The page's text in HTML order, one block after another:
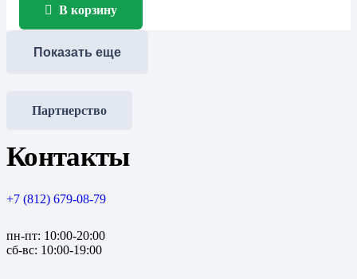
В корзину
Показать еще
Партнерство
Контакты
+7 (812) 679-08-79
пн-пт: 10:00-20:00
сб-вс: 10:00-19:00